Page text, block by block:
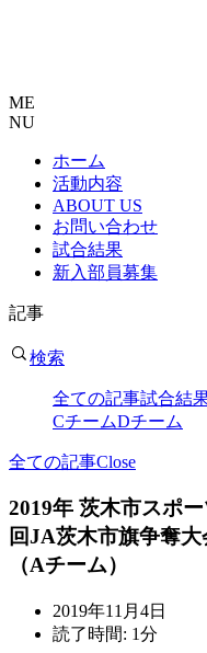
ME
NU
ホーム
活動内容
ABOUT US
お問い合わせ
試合結果
新入部員募集
記事
検索
全ての記事試合結
CチームDチーム
全ての記事Close
2019年 茨木市スポ
回JA茨木市旗争奪大
（Aチーム）
2019年11月4日
読了時間: 1分